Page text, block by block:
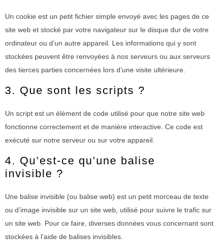
Un cookie est un petit fichier simple envoyé avec les pages de ce
site web et stocké par votre navigateur sur le disque dur de votre
ordinateur ou d’un autre appareil. Les informations qui y sont
stockées peuvent être renvoyées à nos serveurs ou aux serveurs
des tierces parties concernées lors d’une visite ultérieure.
3. Que sont les scripts ?
Un script est un élément de code utilisé pour que notre site web
fonctionne correctement et de manière interactive. Ce code est
exécuté sur notre serveur ou sur votre appareil.
4. Qu’est-ce qu’une balise
invisible ?
Une balise invisible (ou balise web) est un petit morceau de texte
ou d’image invisible sur un site web, utilisé pour suivre le trafic sur
un site web. Pour ce faire, diverses données vous concernant sont
stockées à l’aide de balises invisibles.